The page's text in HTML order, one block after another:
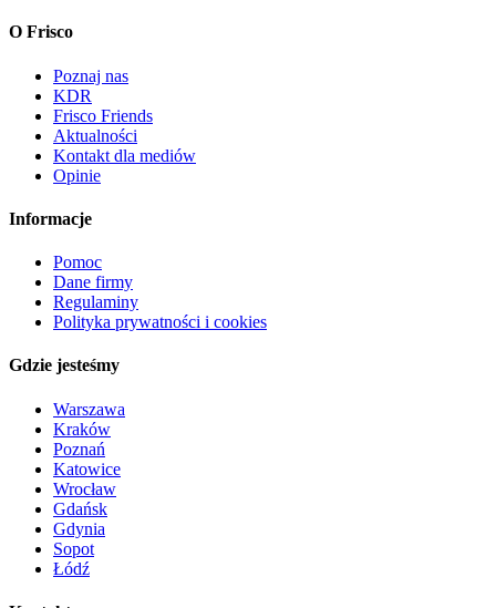
O Frisco
Poznaj nas
KDR
Frisco Friends
Aktualności
Kontakt dla mediów
Opinie
Informacje
Pomoc
Dane firmy
Regulaminy
Polityka prywatności i cookies
Gdzie jesteśmy
Warszawa
Kraków
Poznań
Katowice
Wrocław
Gdańsk
Gdynia
Sopot
Łódź